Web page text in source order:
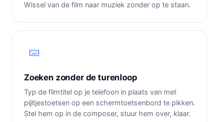
Wissel van de film naar muziek zonder op te staan.
Zoeken zonder de turenloop
Typ de filmtitel op je telefoon in plaats van met
pijltjestoetsen op een schermtoetsenbord te pikken.
Stel hem op in de composer, stuur hem over, klaar.